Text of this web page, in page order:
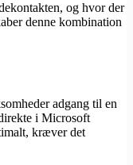
og hvor der
denne kombination
adgang til en
i Microsoft
kræver det